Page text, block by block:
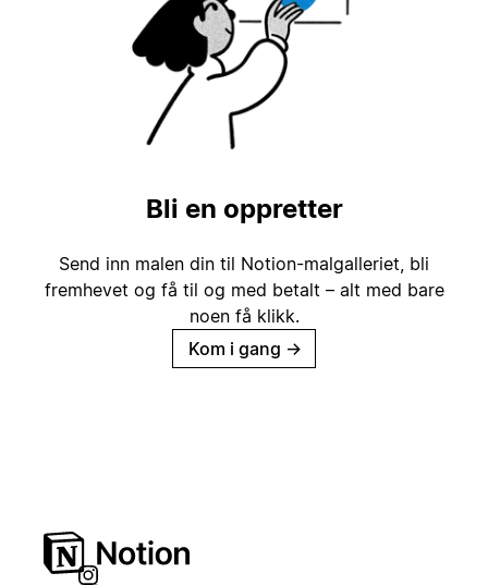
Bli en oppretter
Send inn malen din til Notion-malgalleriet, bli
fremhevet og få til og med betalt – alt med bare
noen få klikk.
Kom i gang →